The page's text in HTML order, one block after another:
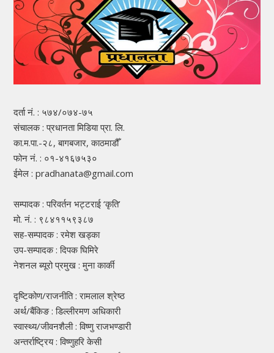
दर्ता नं. : ५७४/०७४-७५
संचालक : प्रधानता मिडिया प्रा. लि.
का.म.पा.-२८, बागबजार, काठमाडौँ
फोन नं. : ०१-४१६७५३०
ईमेल : pradhanata@gmail.com
सम्पादक : परिवर्तन भट्टराई ‘कृति’
मो. नं. : ९८४११५९३८७
सह-सम्पादक : रमेश खड्का
उप-सम्पादक : दिपक घिमिरे
नेशनल ब्यूरो प्रमुख : मुना कार्की
दृष्टिकोण/राजनीति : रामलाल श्रेष्ठ
अर्थ/बैंकिङ : डिल्लीरमण अधिकारी
स्वास्थ्य/जीवनशैली : विष्णु राजभण्डारी
अन्तर्राष्ट्रिय : विष्णुहरि केसी